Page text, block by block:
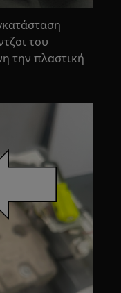
του
την πλαστική